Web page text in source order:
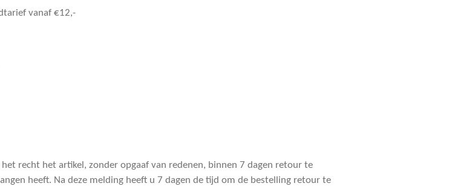
vanaf €12,-
recht het artikel, zonder opgaaf van redenen, binnen 7 dagen retour te
heeft. Na deze melding heeft u 7 dagen de tijd om de bestelling retour te